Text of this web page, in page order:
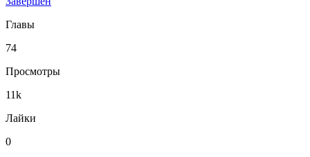
Главы
74
Просмотры
11k
Лайки
0